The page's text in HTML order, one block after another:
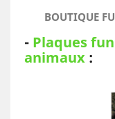
BOUTIQUE
- Plaques
animaux :